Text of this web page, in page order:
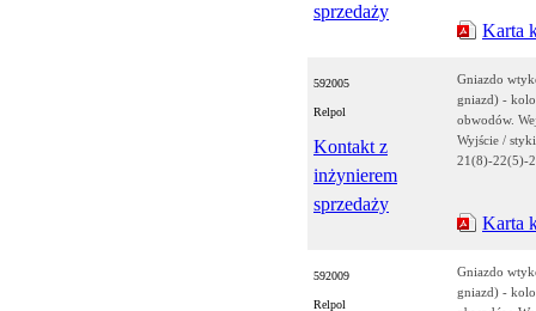
sprzedaży
Karta
592005
Relpol
Kontakt z
inżynierem
sprzedaży
Gniazdo
gniazd) -
obwodów.
Wyjście /
21(8)-22(5)-
Karta
592009
Relpol
Gniazdo
gniazd) -